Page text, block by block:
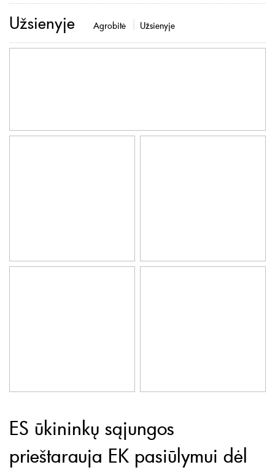
Užsienyje Agrobitė Užsienyje
ES ūkininkų sąjungos
prieštarauja EK pasiūlymui dėl